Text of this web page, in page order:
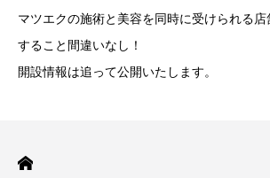
マツエクの施術と美容を同時に受けられる
すること間違いなし！
開設情報は追って公開いたします。